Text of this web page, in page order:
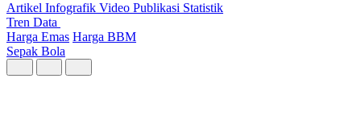
Artikel Infografik Video Publikasi Statistik
Tren Data
Harga Emas Harga BBM
Sepak Bola